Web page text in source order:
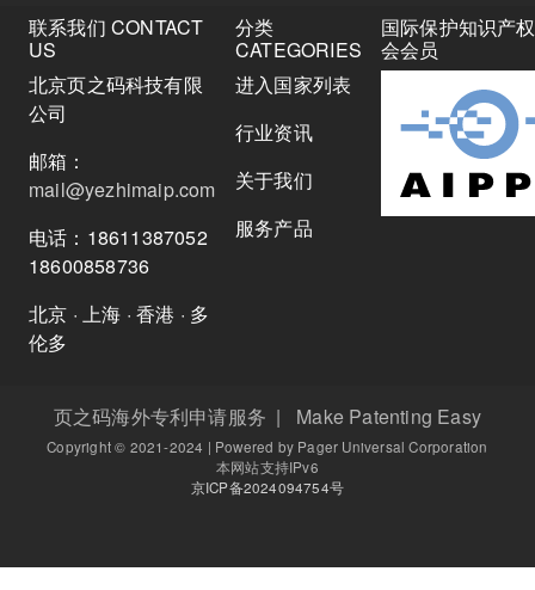
联系我们 CONTACT
US
北京页之码科技有限
公司
邮箱：
mail@yezhimaip.com
电话：18611387052
18600858736
北京 · 上海 · 香港 · 多
伦多
分类
CATEGORIES
进入国家列表
行业资讯
关于我们
服务产品
国际保护知识产
会会员
页之码海外专利申请服务 | Make Patenting Easy
Copyright © 2021-2024 | Powered by Pager Universal Corporation
本网站支持IPv6
京ICP备2024094754号